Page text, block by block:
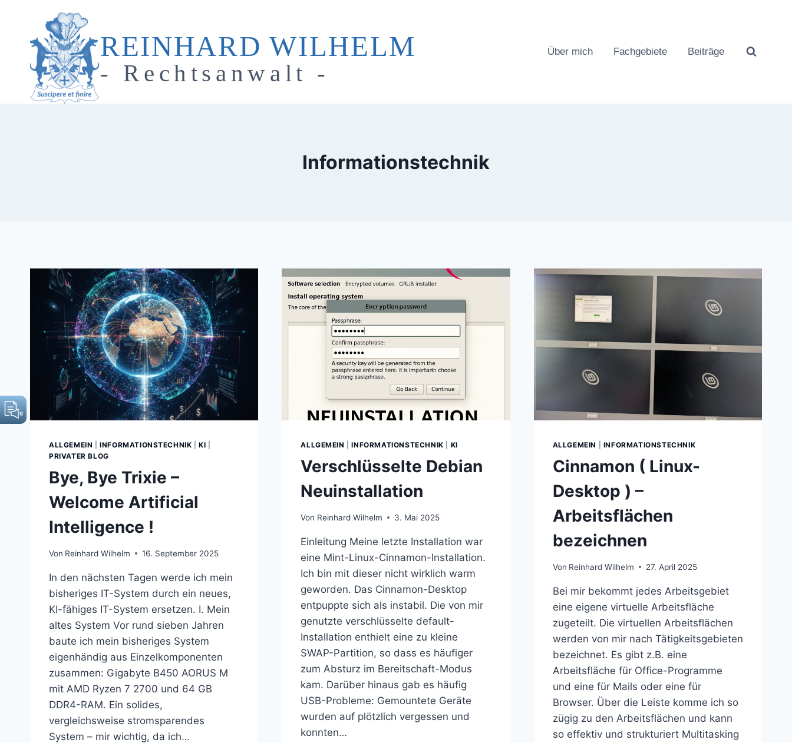
springen
REINHARD WILHELM
- Rechtsanwalt -
Über mich Fachgebiete Beiträge
Informationstechnik
ALLGEMEIN |INFORMATIONSTECHNIK |KI
PRIVATER BLOG
Bye, Bye Trixie –
Welcome Artificial
Intelligence !
Von Reinhard Wilhelm 16. September 2025
In den nächsten Tagen werde ich mein
bisheriges IT-System durch ein neues,
KI-fähiges IT-System ersetzen. I. Mein
altes System Vor rund sieben Jahren
baute ich mein bisheriges System
eigenhändig aus Einzelkomponenten
zusammen: Gigabyte B450 AORUS M
mit AMD Ryzen 7 2700 und 64 GB
DDR4-RAM. Ein solides,
vergleichsweise stromsparendes
System – mir wichtig, da ich…
ALLGEMEIN |INFORMATIONSTECHNIK KI
Verschlüsselte Debian
Neuinstallation
Von Reinhard Wilhelm 3. Mai 2025
Einleitung Meine letzte Installation war
eine Mint-Linux-Cinnamon-Installation.
Ich bin mit dieser nicht wirklich warm
geworden. Das Cinnamon-Desktop
entpuppte sich als instabil. Die von mir
genutzte verschlüsselte default-
Installation enthielt eine zu kleine
SWAP-Partition, so dass es häufiger
zum Absturz im Bereitschaft-Modus
kam. Darüber hinaus gab es häufig
USB-Probleme: Gemountete Geräte
wurden auf plötzlich vergessen und
konnten…
ALLGEMEIN INFORMATIONSTECHNIK
Cinnamon ( Linux-
Desktop ) –
Arbeitsflächen
bezeichnen
Von Reinhard Wilhelm 27. April 2025
Bei mir bekommt jedes Arbeitsgebiet
eine eigene virtuelle Arbeitsfläche
zugeteilt. Die virtuellen Arbeitsflächen
werden von mir nach Tätigkeitsgebieten
bezeichnet. Es gibt z.B. eine
Arbeitsfläche für Office-Programme
und eine für Mails oder eine für
Browser. Über die Leiste komme ich so
zügig zu den Arbeitsflächen und kann
so effektiv und strukturiert Multitasking